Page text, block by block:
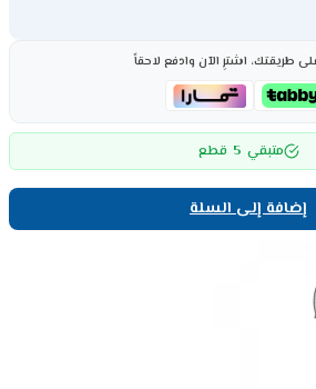
طريقتك، اشترِ الآن وادفع لاحقاً
متبقي 5 قطع
إضافة إلى السلة